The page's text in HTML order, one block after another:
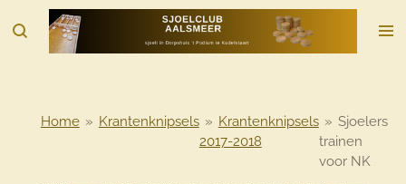
direct
Home » Krantenknipsels » Krantenknipsels
2017-2018
» Sjoelers
trainen
voor NK